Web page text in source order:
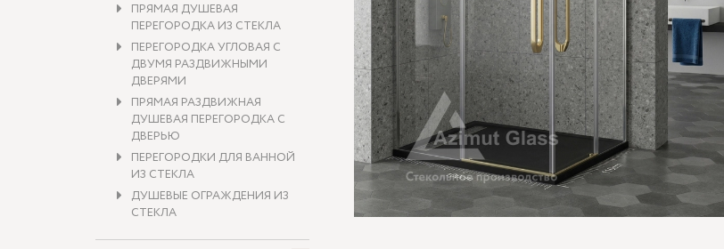
ПРЯМАЯ ДУШЕВАЯ
ПЕРЕГОРОДКА ИЗ СТЕКЛА
ПЕРЕГОРОДКА УГЛОВАЯ С
ДВУМЯ РАЗДВИЖНЫМИ
ДВЕРЯМИ
ПРЯМАЯ РАЗДВИЖНАЯ
ДУШЕВАЯ ПЕРЕГОРОДКА С
ДВЕРЬЮ
ПЕРЕГОРОДКИ ДЛЯ ВАННОЙ
ИЗ СТЕКЛА
ДУШЕВЫЕ ОГРАЖДЕНИЯ ИЗ
СТЕКЛА